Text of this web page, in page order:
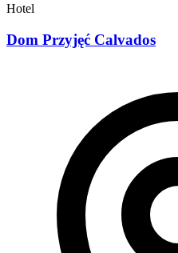
Hotel
Dom Przyjęć Calvados